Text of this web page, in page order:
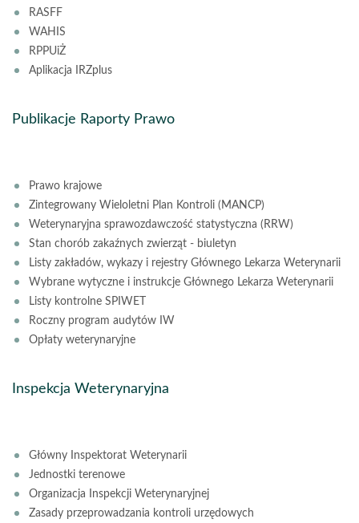
RASFF
WAHIS
RPPUiŻ
Aplikacja IRZplus
Publikacje Raporty Prawo
Prawo krajowe
Zintegrowany Wieloletni Plan Kontroli (MANCP)
Weterynaryjna sprawozdawczość statystyczna (RRW)
Stan chorób zakaźnych zwierząt - biuletyn
Listy zakładów, wykazy i rejestry Głównego Lekarza Weterynarii
Wybrane wytyczne i instrukcje Głównego Lekarza Weterynarii
Listy kontrolne SPIWET
Roczny program audytów IW
Opłaty weterynaryjne
Inspekcja Weterynaryjna
Główny Inspektorat Weterynarii
Jednostki terenowe
Organizacja Inspekcji Weterynaryjnej
Zasady przeprowadzania kontroli urzędowych